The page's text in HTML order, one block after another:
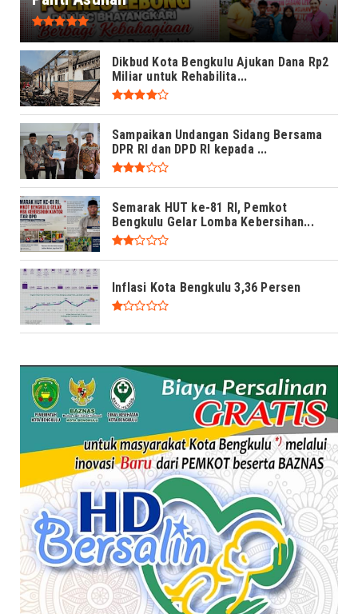
Dikbud Kota Bengkulu Ajukan Dana Rp2
Miliar untuk Rehabilita...
Sampaikan Undangan Sidang Bersama
DPR RI dan DPD RI kepada ...
Semarak HUT ke-81 RI, Pemkot
Bengkulu Gelar Lomba Kebersihan...
Inflasi Kota Bengkulu 3,36 Persen